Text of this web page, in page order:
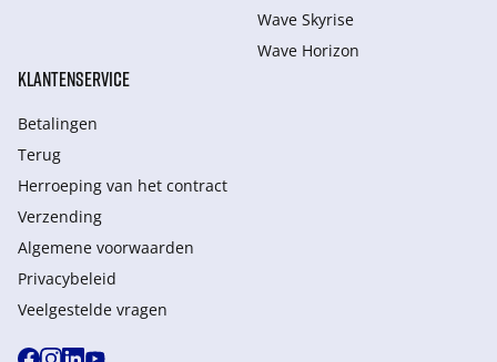
Wave Skyrise
Wave Horizon
KLANTENSERVICE
Betalingen
Terug
Herroeping van het contract
Verzending
Algemene voorwaarden
Privacybeleid
Veelgestelde vragen